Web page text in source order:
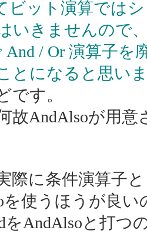
ビット演算では
いきませんので
And / Or 演算子
とになると思い
です。
故AndAlsoが用
際に条件演算子
を使うほうが良
をAndAlsoと打つ